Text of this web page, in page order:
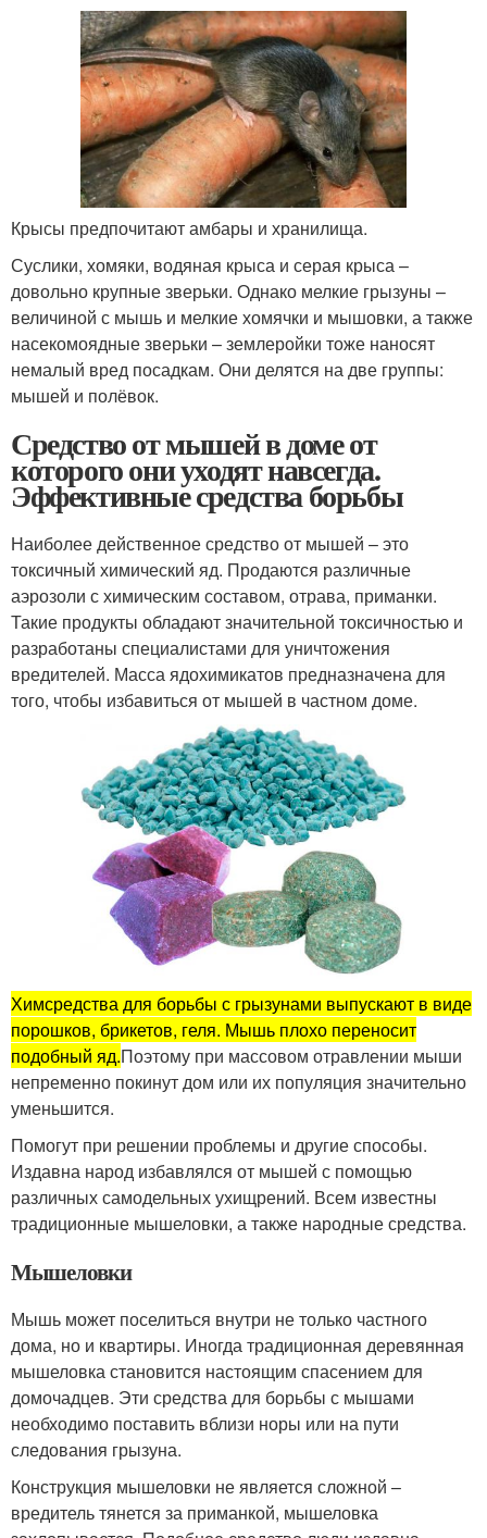
Крысы предпочитают амбары и хранилища.
Суслики, хомяки, водяная крыса и серая крыса –
довольно крупные зверьки. Однако мелкие грызуны –
величиной с мышь и мелкие хомячки и мышовки, а также
насекомоядные зверьки – землеройки тоже наносят
немалый вред посадкам. Они делятся на две группы:
мышей и полёвок.
Средство от мышей в доме от
которого они уходят навсегда.
Эффективные средства борьбы
Наиболее действенное средство от мышей – это
токсичный химический яд. Продаются различные
аэрозоли с химическим составом, отрава, приманки.
Такие продукты обладают значительной токсичностью и
разработаны специалистами для уничтожения
вредителей. Масса ядохимикатов предназначена для
того, чтобы избавиться от мышей в частном доме.
Химсредства для борьбы с грызунами выпускают в виде
порошков, брикетов, геля. Мышь плохо переносит
подобный яд.Поэтому при массовом отравлении мыши
непременно покинут дом или их популяция значительно
уменьшится.
Помогут при решении проблемы и другие способы.
Издавна народ избавлялся от мышей с помощью
различных самодельных ухищрений. Всем известны
традиционные мышеловки, а также народные средства.
Мышеловки
Мышь может поселиться внутри не только частного
дома, но и квартиры. Иногда традиционная деревянная
мышеловка становится настоящим спасением для
домочадцев. Эти средства для борьбы с мышами
необходимо поставить вблизи норы или на пути
следования грызуна.
Конструкция мышеловки не является сложной –
вредитель тянется за приманкой, мышеловка